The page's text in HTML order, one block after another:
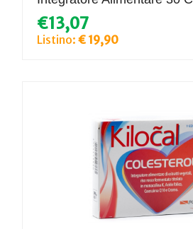
€13,07
Listino: € 19,90